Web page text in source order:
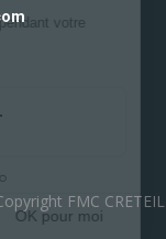
FMC CRETEIL